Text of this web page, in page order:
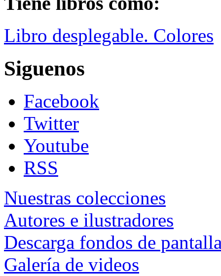
Libro desplegable. Colores
Siguenos
Facebook
Twitter
Youtube
RSS
Nuestras colecciones
Autores e ilustradores
Descarga fondos de
Galería de videos